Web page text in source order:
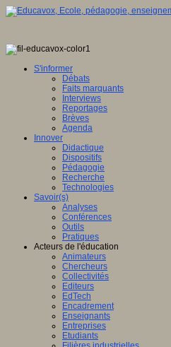
S'informer
Débats
Faits marquants
Interviews
Reportages
Brèves
Agenda
Innover
Didactique
Dispositifs
Pédagogie
Recherche
Technologies
Savoir(s)
Analyses
Conférences
Outils
Pratiques
Acteurs de l'éducation
Animateurs
Chercheurs
Collectivités
Editeurs
EdTech
Encadrement
Enseignants
Entreprises
Etudiants